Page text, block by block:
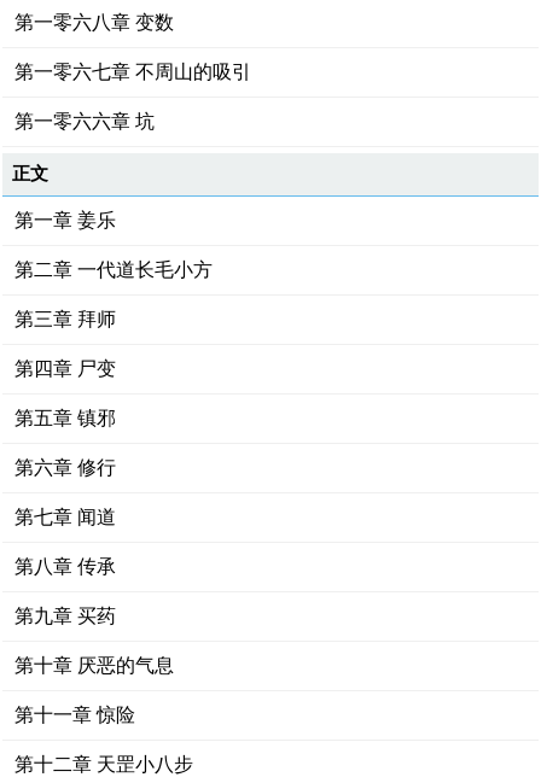
第一零六八章 变数
第一零六七章 不周山的吸引
第一零六六章 坑
正文
第一章 姜乐
第二章 一代道长毛小方
第三章 拜师
第四章 尸变
第五章 镇邪
第六章 修行
第七章 闻道
第八章 传承
第九章 买药
第十章 厌恶的气息
第十一章 惊险
第十二章 天罡小八步